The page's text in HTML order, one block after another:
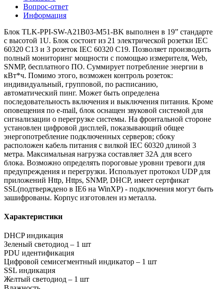
Вопрос-ответ
Информация
Блок TLK-PPI-SW-A21B03-M51-BK выполнен в 19” стандарте
с высотой 1U. Блок состоит из 21 электрической розетки IEC
60320 C13 и 3 розеток IEC 60320 C19. Позволяет производить
полный мониторинг мощности с помощью измерителя, Web,
SNMP, бесплатного ПО. Суммирует потребление энергии в
кВт*ч. Помимо этого, возможен контроль розеток:
индивидуальный, групповой, по расписанию,
автоматический пинг. Может быть определена
последовательность включения и выключения питания. Кроме
оповещения по e-mail, блок оснащен звуковой системой для
сигнализации о перегрузке системы. На фронтальной стороне
установлен цифровой дисплей, показывающий общее
энергопотребление подключенных серверов; сбоку
расположен кабель питания с вилкой IEC 60320 длиной 3
метра. Максимальная нагрузка составляет 32А для всего
блока. Возможно определять пороговые уровни тревоги для
предупреждения и перегрузки. Использует протокол UDP для
приложений Http, Https, SNMP, DHCP, имеет сертфикат
SSL(подтверждено в IE6 на WinXP) - подключения могут быть
зашифрованы. Корпус изготовлен из металла.
Характеристики
DHCP индикация
Зеленый светодиод – 1 шт
PDU идентификация
Цифровой семисегментный индикатор – 1 шт
SSL индикация
Желтый светодиод – 1 шт